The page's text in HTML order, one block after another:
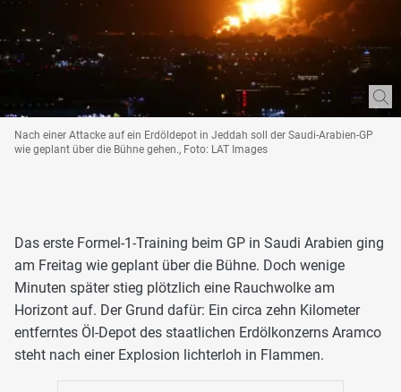
Nach einer Attacke auf ein Erdöldepot in Jeddah soll der Saudi-Arabien-GP
wie geplant über die Bühne gehen., Foto: LAT Images
Das erste Formel-1-Training beim GP in Saudi Arabien ging
am Freitag wie geplant über die Bühne. Doch wenige
Minuten später stieg plötzlich eine Rauchwolke am
Horizont auf. Der Grund dafür: Ein circa zehn Kilometer
entferntes Öl-Depot des staatlichen Erdölkonzerns Aramco
steht nach einer Explosion lichterloh in Flammen.